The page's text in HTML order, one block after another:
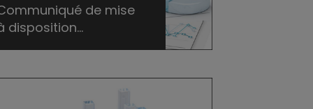
de mise
disposition...